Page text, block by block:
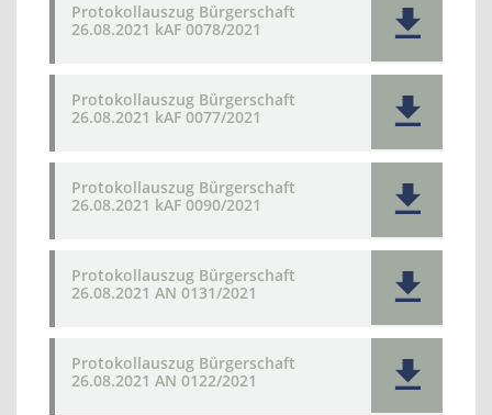
Protokollauszug Bürgerschaft
26.08.2021 kAF 0078/2021
Protokollauszug Bürgerschaft
26.08.2021 kAF 0077/2021
Protokollauszug Bürgerschaft
26.08.2021 kAF 0090/2021
Protokollauszug Bürgerschaft
26.08.2021 AN 0131/2021
Protokollauszug Bürgerschaft
26.08.2021 AN 0122/2021